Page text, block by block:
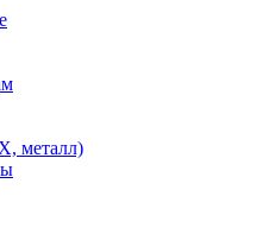
металл)